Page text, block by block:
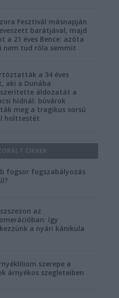
Fesztivál másnapján
barátjával, majd
a 21 éves Bence: azóta
nem tud róla semmit
a 34 éves
aki a Dunába
áldozatát a
hídnál: búvárok
meg a tragikus sorsú
holttestét
CIKKEK
fogsor fogszabályozás
az
így
a nyári kánikula
szerepe a
árnyékos szegleteiben